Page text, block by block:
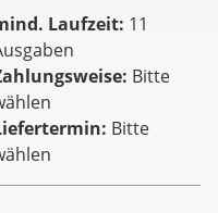
Laufzeit 11
Bitte
Bitte